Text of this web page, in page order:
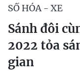
SỐ HÓA - XE
Sánh đôi
2022 tỏa
gian